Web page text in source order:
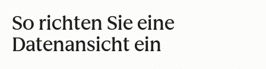
So richten Sie eine
Datenansicht ein